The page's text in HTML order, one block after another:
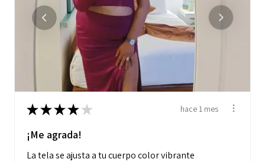
★★★★ ★ hace 1 mes
¡Me agrada!
La tela se ajusta a tu cuerpo color vibrante